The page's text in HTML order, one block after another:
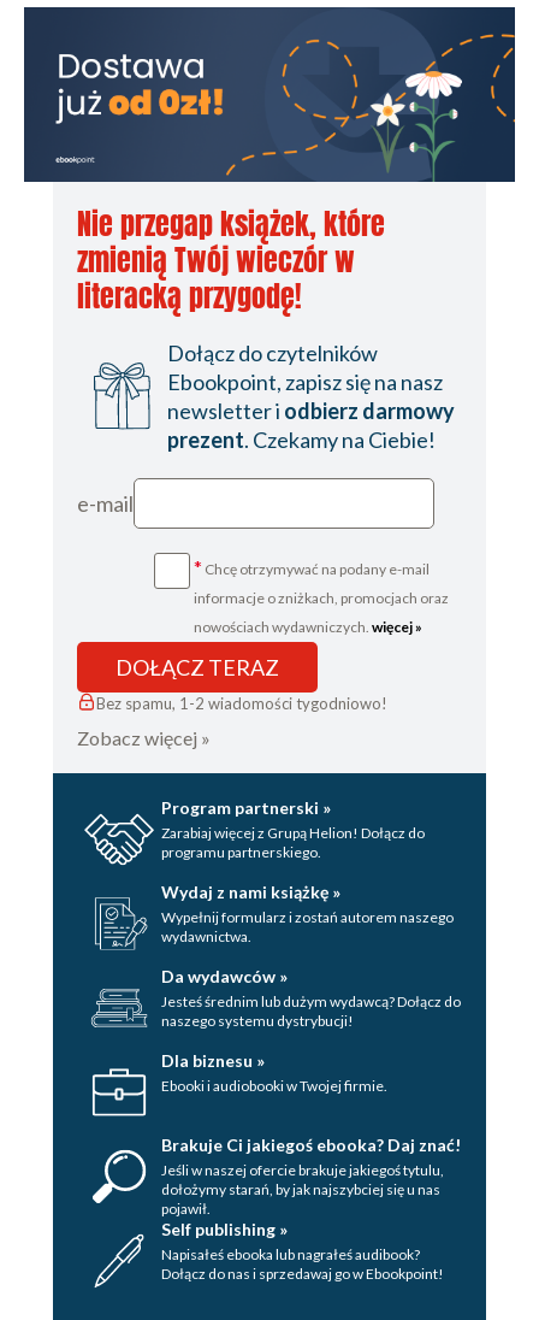
Nie przegap książek, które
zmienią Twój wieczór w
literacką przygodę!
Dołącz do czytelników
Ebookpoint, zapisz się na nasz
newsletter i odbierz darmowy
prezent. Czekamy na Ciebie!
e-mail
* Chcę otrzymywać na podany e-mail
informacje o zniżkach, promocjach oraz
nowościach wydawniczych. więcej »
DOŁĄCZ TERAZ
Bez spamu, 1-2 wiadomości tygodniowo!
Zobacz więcej »
Program partnerski »
Zarabiaj więcej z Grupą Helion! Dołącz do
programu partnerskiego.
Wydaj z nami książkę »
Wypełnij formularz i zostań autorem naszego
wydawnictwa.
Da wydawców »
Jesteś średnim lub dużym wydawcą? Dołącz do
naszego systemu dystrybucji!
Dla biznesu »
Ebooki i audiobooki w Twojej firmie.
Brakuje Ci jakiegoś ebooka? Daj znać!
Jeśli w naszej ofercie brakuje jakiegoś tytulu,
dołożymy starań, by jak najszybciej się u nas
pojawił.
Self publishing »
Napisałeś ebooka lub nagrałeś audibook?
Dołącz do nas i sprzedawaj go w Ebookpoint!